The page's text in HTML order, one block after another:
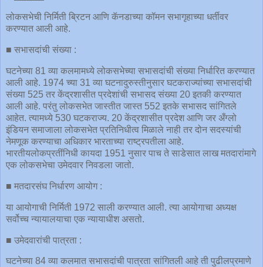
लोकसभेची निर्मिती ब्रिटन आणि कॅनडाच्या कॉमन सभागृहाच्या धर्तीवर
करण्यात आली आहे.
■ सभासदांची संख्या :
घटनेच्या 81 व्या कलमामध्ये लोकसभेच्या सभासदांची संख्या निर्धारित करण्यात
आली आहे. 1974 च्या 31 व्या घटनादुरुस्तीनुसार घटकराज्यांच्या सभासदांची
संख्या 525 तर केंद्रशासीत प्रदेशांची सभासद संख्या 20 इतकी करण्यात
आली आहे. परंतु लोकसभेत जास्तीत जास्त 552 इतके सभासद सांगितले
आहेत. त्यामध्ये 530 घटकराज्य. 20 केंद्रशासीत प्रदेश आणि जर अँग्लो
इंडियन समाजाला लोकसभेत प्रतिनिधीत्व मिळाले नाही तर दोन सदस्यांची
नेमणूक करण्याचा अधिकार भारताच्या राष्ट्रपतीला आहे.
भारतीयलोकप्रतींनिधी कायदा 1951 नुसार पाच ते साडेसात लाख मतदारांमागे
एक लोकसभेचा उमेदवार निवडला जातो.
■ मतदारसंघ निर्धारण आयोग :
या आयोगाची निर्मिती 1972 साली करण्यात आली. त्या आयोगाचा अध्यक्ष
सर्वोच्च न्यायालयाचा एक न्यायाधीश असतो.
■ उमेदवारांची पात्रता :
घटनेच्या 84 व्या कलमात सभासदांची पात्रता सांगितली आहे ती पुढीलप्रमाणे